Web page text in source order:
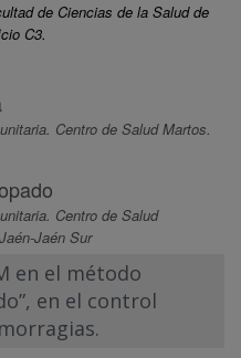
de Ciencias de la Salud de
C3.
Centro de Salud Martos.
Centro de Salud
Jaén Sur
en el método
en el control